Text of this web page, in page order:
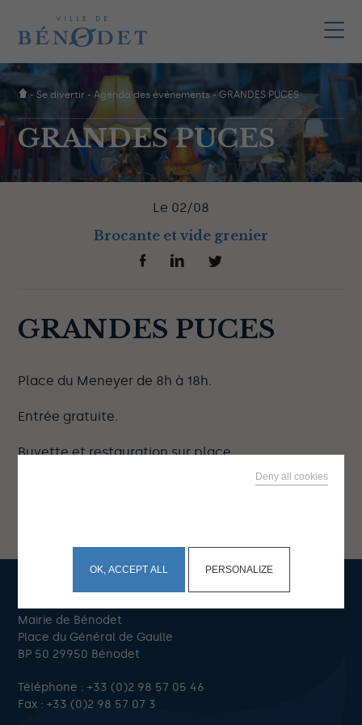
-Se divertir -Agenda des événements-GRANDES PUCES
GRANDES PUCES
Le 02/08
Brocante et vide grenier
GRANDES PUCES
Place du Meneyer de 8h à 18h.
Entrée gratuite.
Buvette et restauration sur place.
Mairie de Bénodet
Place du Général de Gaulle
BP 50 29950 Bénodet
Téléphone :+33 (0)2 98 57 05 46
Fax : +33 (0)2 98 57 07 3
OK, ACCEPT ALL
Deny all cookies
PERSONALIZE